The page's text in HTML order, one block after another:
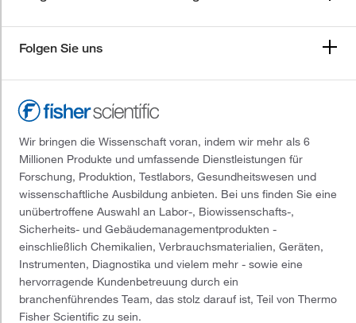
Folgen Sie uns
Wir bringen die Wissenschaft voran, indem wir mehr als 6
Millionen Produkte und umfassende Dienstleistungen für
Forschung, Produktion, Testlabors, Gesundheitswesen und
wissenschaftliche Ausbildung anbieten. Bei uns finden Sie eine
unübertroffene Auswahl an Labor-, Biowissenschafts-,
Sicherheits- und Gebäudemanagementprodukten -
einschließlich Chemikalien, Verbrauchsmaterialien, Geräten,
Instrumenten, Diagnostika und vielem mehr - sowie eine
hervorragende Kundenbetreuung durch ein
branchenführendes Team, das stolz darauf ist, Teil von Thermo
Fisher Scientific zu sein.